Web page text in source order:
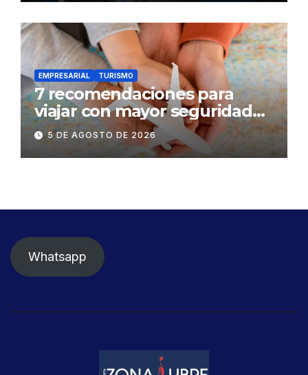
EMPRESARIAL TURISMO
7 recomendaciones para
viajar con mayor seguridad
dentro y fuera del Ecuador
5 DE AGOSTO DE 2026
Whatsapp